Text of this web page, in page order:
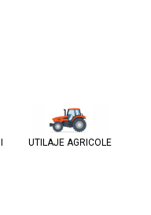
UTILAJE AGRICOLE